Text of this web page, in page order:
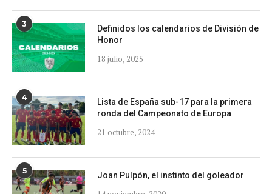
3
Definidos los calendarios de División de
Honor
18 julio, 2025
4
Lista de España sub-17 para la primera
ronda del Campeonato de Europa
21 octubre, 2024
5 Joan Pulpón, el instinto del goleador